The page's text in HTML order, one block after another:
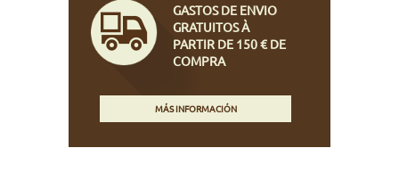
GASTOS DE ENVIO
GRATUITOS À
PARTIR DE 150 € DE
COMPRA
MÁS INFORMACIÓN